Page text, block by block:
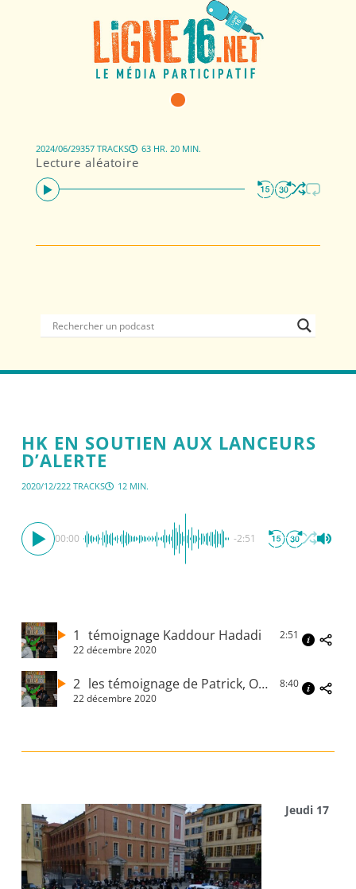
Lecture aléatoire
2024/06/29357 TRACKS 63 HR. 20 MIN.
HK EN SOUTIEN AUX LANCEURS
D’ALERTE
2020/12/222 TRACKS 12 MIN.
00:00 -2:51
1 témoignage Kaddour Hadadi
22 décembre 2020
2:51
2 les témoignage de Patrick, Océane, Jean-Luc et Iris
22 décembre 2020
8:40
Jeudi 17